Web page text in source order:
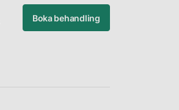
Boka behandling